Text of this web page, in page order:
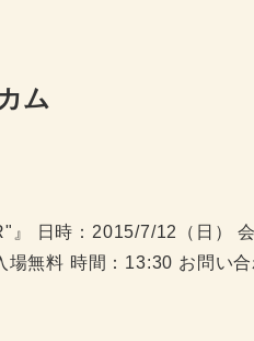
ム
』 日時：2015/7/12（日）
無料 時間：13:30 お問い合